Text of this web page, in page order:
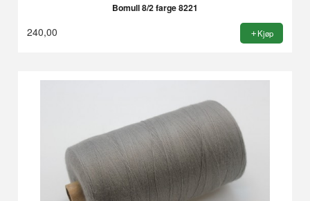
Bomull 8/2 farge 8221
240,00 Kjøp